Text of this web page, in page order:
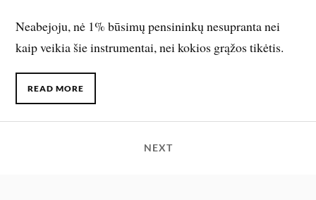
Neabejoju, nė 1% būsimų pensininkų nesupranta nei
kaip veikia šie instrumentai, nei kokios grąžos tikėtis.
READ MORE
NEXT